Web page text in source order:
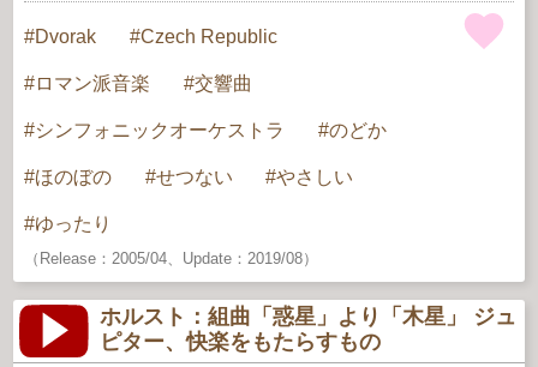
Dvorak Czech Republic
ロマン派音楽 交響曲
シンフォニックオーケストラ のどか
ほのぼの せつない やさしい
ゆったり
（Release：2005/04、Update：2019/08）
ホルスト：組曲「惑星」より「木星」 ジュ
ピター、快楽をもたらすもの